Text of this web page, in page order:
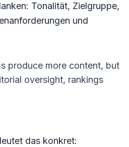
Tonalität, Zielgruppe,
und
produce more content, but
oversight, rankings
das konkret: